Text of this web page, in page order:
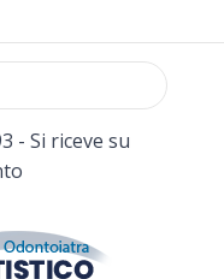
- Si riceve su